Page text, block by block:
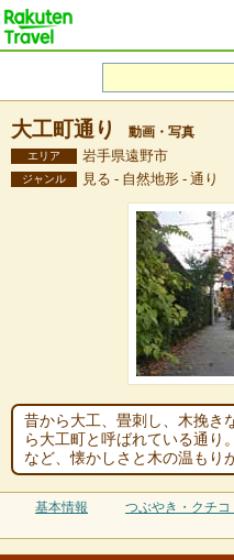
大工町通り 動画・写真
エリア 岩手県遠野市
ジャンル 見る - 自然地形 - 通り
昔から大工、畳刺し、木挽き
ら大工町と呼ばれている通り
など、懐かしさと木の温もり
基本情報 つぶやき・クチコ